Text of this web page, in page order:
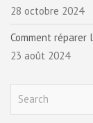
28 octobre 2024
Comment réparer
23 août 2024